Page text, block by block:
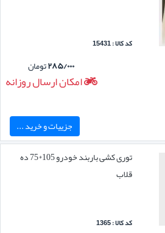
کد کالا : 15431
۲۸۵/۰۰۰تومان
امکان ارسال روزانه
جزییات و خرید ...
توری کشی باربند خودرو 105*75 ده
قلاب
کد کالا : 1365